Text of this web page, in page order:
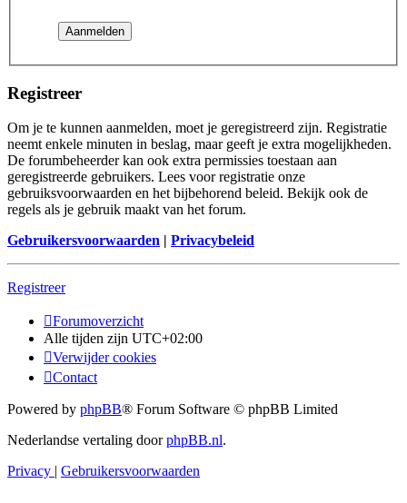
Registreer
Om je te kunnen aanmelden, moet je geregistreerd zijn. Registratie
neemt enkele minuten in beslag, maar geeft je extra mogelijkheden.
De forumbeheerder kan ook extra permissies toestaan aan
geregistreerde gebruikers. Lees voor registratie onze
gebruiksvoorwaarden en het bijbehorend beleid. Bekijk ook de
regels als je gebruik maakt van het forum.
Gebruikersvoorwaarden | Privacybeleid
Registreer
Forumoverzicht
Alle tijden zijn UTC+02:00
Verwijder cookies
Contact
Powered by phpBB® Forum Software © phpBB Limited
Nederlandse vertaling doorphpBB.nl.
Privacy | Gebruikersvoorwaarden